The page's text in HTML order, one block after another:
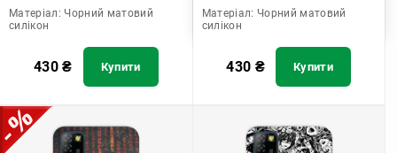
Матеріал: Чорний матовий
силікон
430₴ Купити
Матеріал: Чорний матовий
силікон
430 ₴ Купити